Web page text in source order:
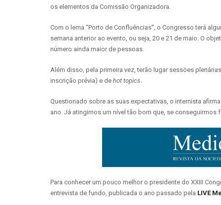
os elementos da Comissão Organizadora.
Com o lema “Porto de Confluências”, o Congresso terá
semana anterior ao evento, ou seja, 20 e 21 de maio. O
número ainda maior de pessoas.
Além disso, pela primeira vez, terão lugar sessöes
inscrição prévia) e de hot topics
Questionado sobre as suas expectativas, o internista
ano. Já atingimos um nível tão bom que, se conseguirmos
Para conhecer um pouco melhor o presidente do XXIII
entrevista de fundo, publicada o ano passado pela LIVE